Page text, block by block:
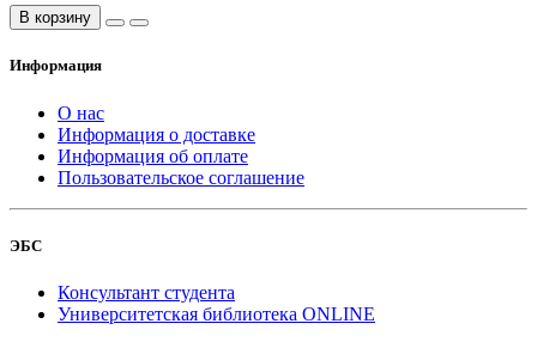
В корзину
Информация
О нас
Информация о доставке
Информация об оплате
Пользовательское соглашение
ЭБС
Консультант студента
Университетская библиотека ONLINE